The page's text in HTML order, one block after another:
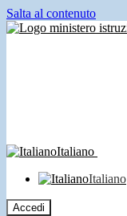
Salta al contenuto
Italiano
Italiano
Accedi